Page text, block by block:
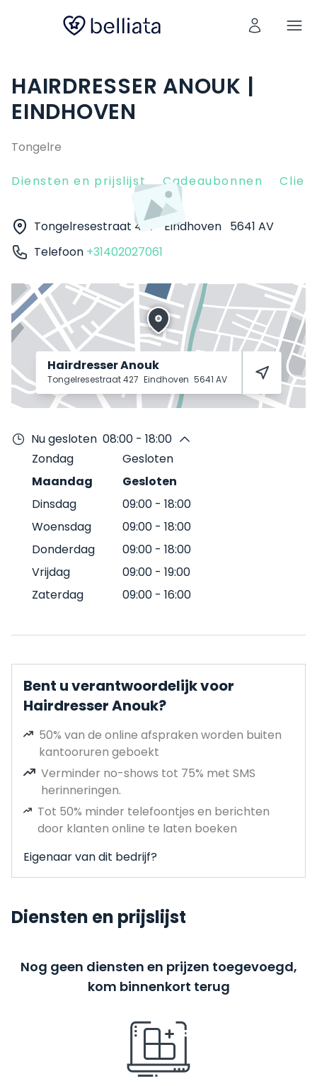
HAIRDRESSER ANOUK |
EINDHOVEN
Tongelre
Diensten en prijslijst Cadeaubonnen
Tongelresestraat 427 Eindhoven 5641 AV
Telefoon +31402027061
Hairdresser Anouk
Tongelresestraat 427 Eindhoven 5641 AV
Nu gesloten 08:00 - 18:00
Zondag
Gesloten
Maandag
Gesloten
Dinsdag
09:00 - 18:00
Woensdag
09:00 - 18:00
Donderdag
09:00 - 18:00
Vrijdag
09:00 - 19:00
Zaterdag
09:00 - 16:00
Bent u verantwoordelijk voor
Hairdresser Anouk?
50% van de online afspraken worden buiten
kantooruren geboekt
Verminder no-shows tot 75% met SMS
herinneringen.
Tot 50% minder telefoontjes en berichten
door klanten online te laten boeken
Eigenaar van dit bedrijf?
Diensten en prijslijst
Nog geen diensten en prijzen toegevoegd,
kom binnenkort terug